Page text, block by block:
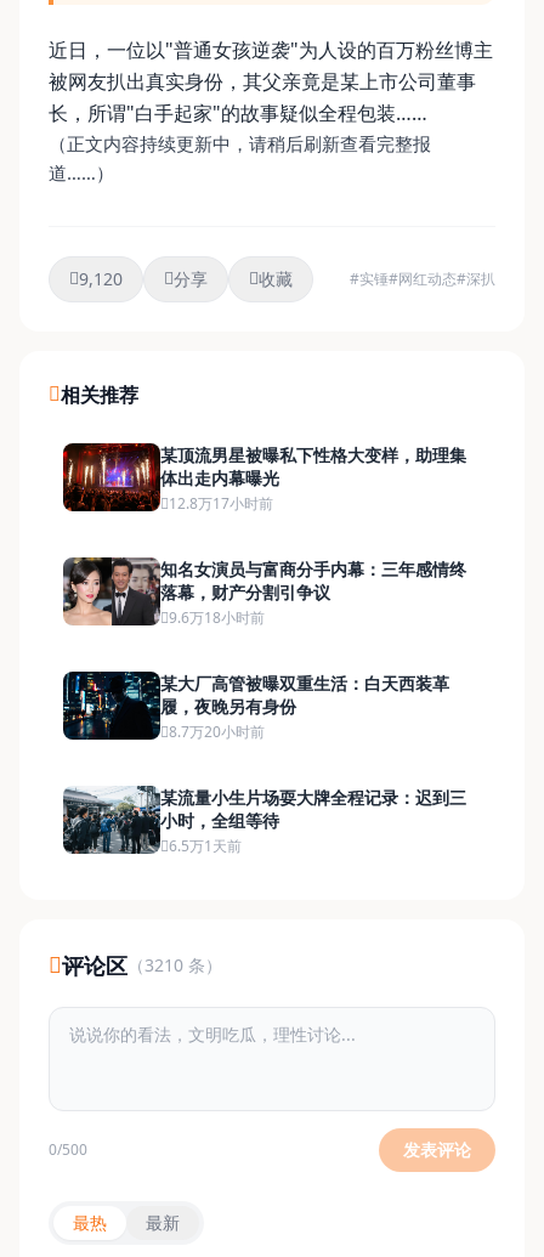
近日，一位以"普通女孩逆袭"为人设的百万粉丝博主
被网友扒出真实身份，其父亲竟是某上市公司董事
长，所谓"白手起家"的故事疑似全程包装……
（正文内容持续更新中，请稍后刷新查看完整报
道……）
9,120 分享 收藏 #实锤#网红动态#深扒
相关推荐
某顶流男星被曝私下性格大变样，助理集
体出走内幕曝光
12.8万17小时前
知名女演员与富商分手内幕：三年感情终
落幕，财产分割引争议
9.6万18小时前
某大厂高管被曝双重生活：白天西装革
履，夜晚另有身份
8.7万20小时前
某流量小生片场耍大牌全程记录：迟到三
小时，全组等待
6.5万1天前
评论区 （3210 条）
0/500 发表评论
最热 最新